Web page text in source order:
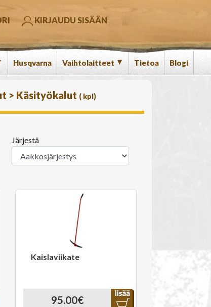
KIRJAUDU SISÄÄN
Husqvarna Vaihtolaitteet ▼ Tietoa Blogi
> Käsityökalut ( kpl)
Järjestä
Kaislaviikate
95.00€